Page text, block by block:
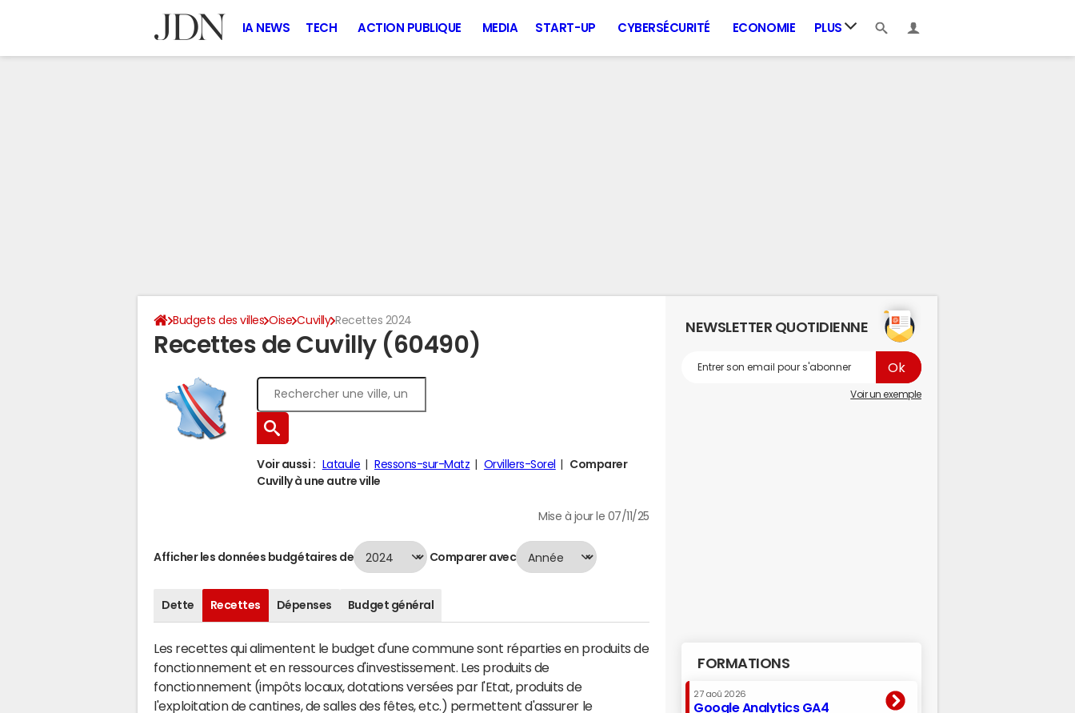
IA NEWS TECH ACTION PUBLIQUE MEDIA START-UP CYBERSÉCURITÉ ECONOMIE PLUS
Budgets des villes Oise Cuvilly Recettes 2024
Recettes de Cuvilly (60490)
Voir aussi : Lataule Ressons-sur-Matz Orvillers-Sorel
Comparer
Cuvilly à une autre ville
Mise à jour le 07/11/25
Afficher les données budgétaires de Comparer avec
Dette Recettes Dépenses Budget général
Les recettes qui alimentent le budget d'une commune sont réparties en produits de
fonctionnement et en ressources d'investissement. Les produits de
fonctionnement (impôts locaux, dotations versées par l'Etat, produits de
l'exploitation de cantines, de salles des fêtes, etc.) permettent d'assurer le
NEWSLETTER QUOTIDIENNE
Voir un exemple
FORMATIONS
27 aoû 2026
Google Analytics GA4